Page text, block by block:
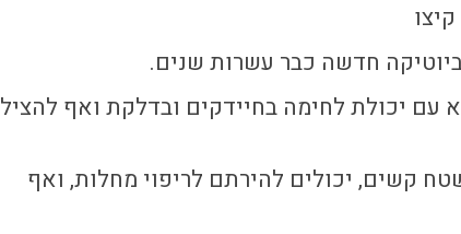
חדשה כבר עשרות שנים.
יכולת לחימה בחיידקים ובדלקת ואף להציל
קשים, יכולים להירתם לריפוי מחלות, ואף